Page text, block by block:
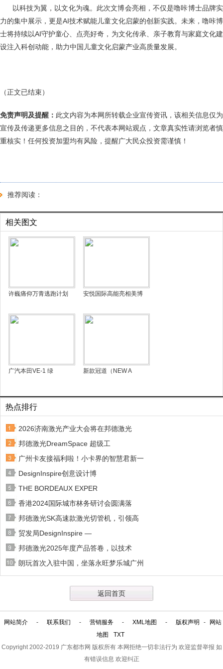
以科技为翼，以文化为魂。此次文博会亮相，不仅是噜咔博士品牌实
力的集中展示，更是AI技术赋能儿童文化启蒙的创新实践。未来，噜咔博
士将持续以AI守护童心、点亮好奇，为文化传承、亲子教育与家庭文化建
设注入科创动能，助力中国儿童文化启蒙产业高质量发展。
（正文已结束）
免责声明及提醒： 此文内容为本网所转载企业宣传资讯，该相关信息仅为
宣传及传递更多信息之目的，不代表本网站观点，文章真实性请浏览者慎
重核实！任何投资加盟均有风险，提醒广大民众投资需谨慎！
推荐阅读：
相关图文
许巍痛仰万青逃跑计划 安悦国际高能亮相美博
广汽本田VE-1 绿 新款冠道（NEW A
热点排行
2026济南激光产业大会将在邦德激光
邦德激光DreamSpace 超级工
广州卡友接福利啦！小卡界的智慧君新一
DesignInspire创意设计博
THE BORDEAUX EXPER
香港2024国际城市林务研讨会圆满落
邦德激光SK高速款激光切管机，引领高
贸发局DesignInspire —
邦德激光2025年度产品答卷，以技术
朗玩首次入驻中国，坐落永旺梦乐城广州
返回首页
网站简介 - 联系我们 - 营销服务 - XML地图 - 版权声明 -
网站
地图
TXT
Copyright 2002-2019 广东都市网 版权所有 本网拒绝一切非法行为 欢迎监督举报 如
有错误信息 欢迎纠正